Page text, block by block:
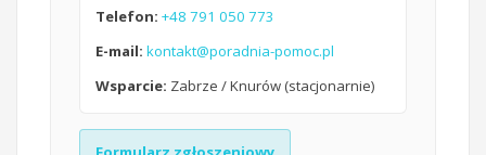
Telefon: +48 791 050 773
E-mail: kontakt@poradnia-pomoc.pl
Wsparcie: Zabrze / Knurów (stacjonarnie)